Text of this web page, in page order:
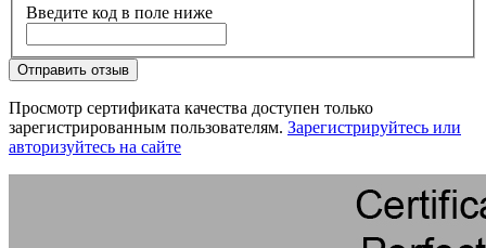
Введите код в поле ниже
Отправить отзыв
Просмотр сертификата качества доступен только
зарегистрированным пользователям. Зарегистрируйтесь или
авторизуйтесь на сайте